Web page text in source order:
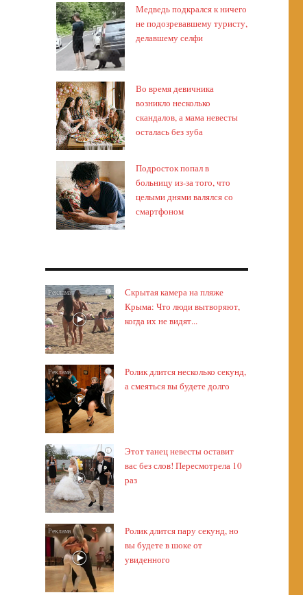
Медведь подкрался к ничего
не подозревавшему туристу,
делавшему селфи
Во время девичника
возникло несколько
скандалов, а мама невесты
осталась без зуба
Подросток попал в
больницу из-за того, что
целыми днями валялся со
смартфоном
i
Скрытая камера на пляже
Крыма: Что люди вытворяют,
когда их не видят...
i
Ролик длится несколько секунд,
а смеяться вы будете долго
i
Этот танец невесты оставит
вас без слов! Пересмотрела 10
раз
i
Ролик длится пару секунд, но
вы будете в шоке от
увиденного